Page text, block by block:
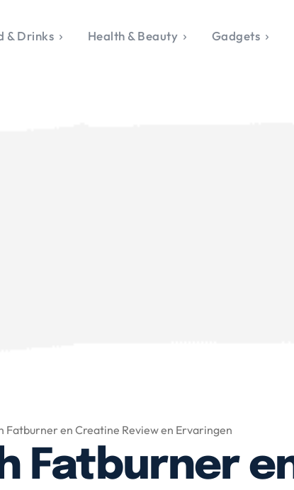
& Drinks Health & Beauty Gadgets
Fatburner en Creatine Review en Ervaringen
Fatburner